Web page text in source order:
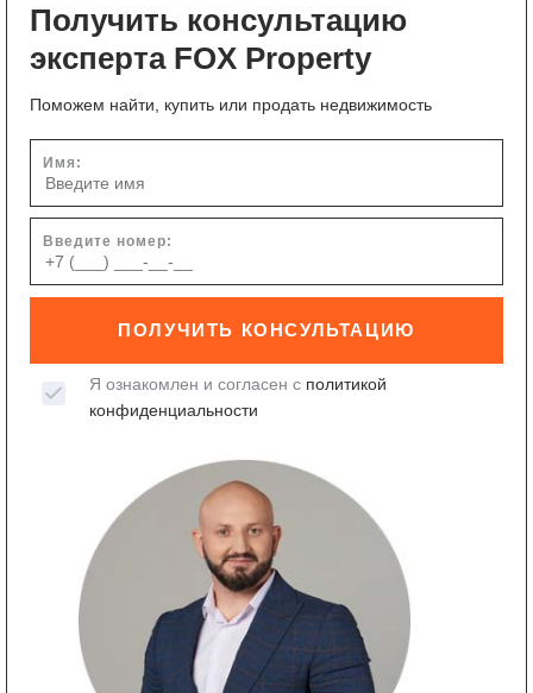
Получить консультацию
эксперта FOX Property
Поможем найти, купить или продать недвижимость
Имя:
Введите номер:
ПОЛУЧИТЬ КОНСУЛЬТАЦИЮ
Я ознакомлен и согласен с политикой
конфиденциальности